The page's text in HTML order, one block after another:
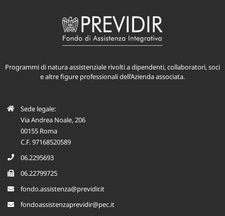
Programmi di natura assistenziale rivolti a dipendenti, collaboratori, soci
Sede legale:
Via Andrea Noale, 206
00155 Roma